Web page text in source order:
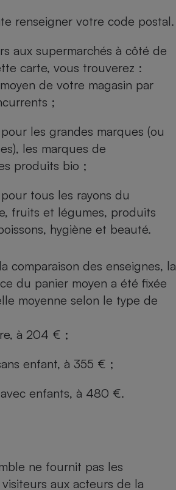
renseigner votre code postal.
aux supermarchés à côté de
carte, vous trouverez :
de votre magasin par
;
les grandes marques (ou
les marques de
produits bio ;
tous les rayons du
fruits et légumes, produits
hygiène et beauté.
comparaison des enseignes, la
du panier moyen a été fixée
moyenne selon le type de
à 204 € ;
enfant, à 355 € ;
enfants, à 480 €.
ne fournit pas les
aux acteurs de la